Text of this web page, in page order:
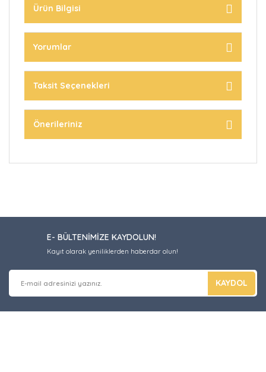
Ürün Bilgisi
Yorumlar
Taksit Seçenekleri
Önerileriniz
E- BÜLTENİMİZE KAYDOLUN!
Kayıt olarak yeniliklerden haberdar olun!
KAYDOL